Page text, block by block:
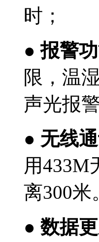
时 ；
●报警功
限，温
声光报
● 无线
用433M
离300米
● 数据更